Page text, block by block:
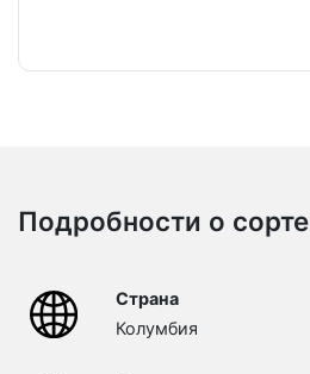
Подробности о сорте
Страна
Колумбия